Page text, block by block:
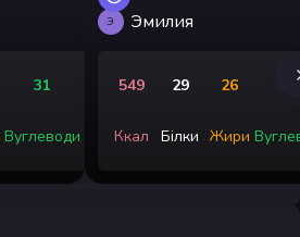
31
Вуглеводи
Э Эмилия
549
Ккал
29
Білки
26
Жири
55